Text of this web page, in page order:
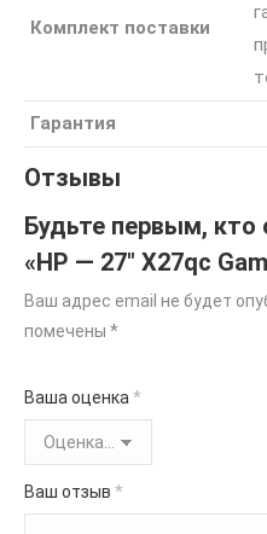
Комплект поставки
Гарантия
Отзывы
Будьте первым, кто
«HP — 27″ X27qc
Ваш адрес email не будет
помечены *
Ваша оценка *
Ваш отзыв *